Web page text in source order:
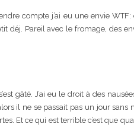
compte j’ai eu une envie
Pareil avec le fromage, des
gâté. J’ai eu le droit à des
il ne se passait pas un jour sans
Et ce qui est terrible c’est que